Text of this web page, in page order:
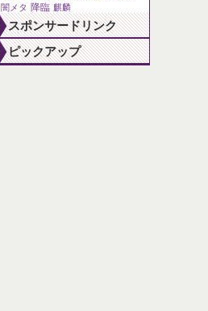
闇メタ 降臨 麒麟
スポンサードリンク
ピックアップ